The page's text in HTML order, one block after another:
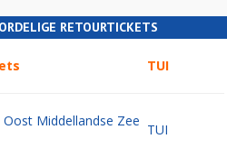
RETOURTICKETS
TUI
Oost Middellandse Zee
TUI